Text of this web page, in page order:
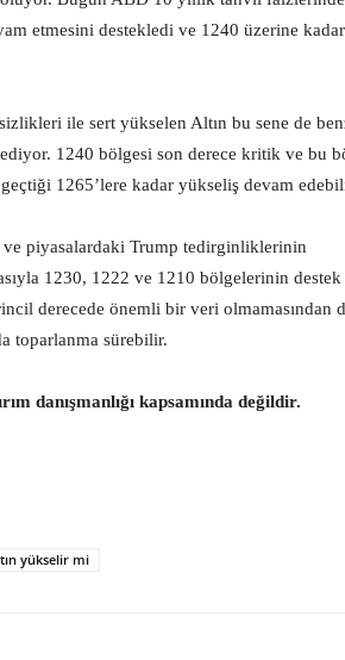
etmesini destekledi ve 1240 üzerine
ile sert yükselen Altın bu sene de
1240 bölgesi son derece kritik ve bu
1265’lere kadar yükseliş devam
ve piyasalardaki Trump tedirginliklerinin
1230, 1222 ve 1210 bölgelerinin
derecede önemli bir veri olmamasından
toparlanma sürebilir.
danışmanlığı kapsamında değildir.
yükselir mi